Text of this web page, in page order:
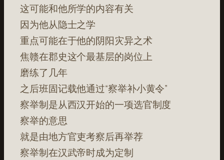
这可能和他所学的内容有关
因为他从隐士之学
重点可能在于他的阴阳灾异之术
焦赣在郡史这个最基层的岗位上
磨练了几年
之后班固记载他通过“察举补小黄令”
察举制是从西汉开始的一项选官制度
察举的意思
就是由地方官吏考察后再举荐
察举制在汉武帝时成为定制